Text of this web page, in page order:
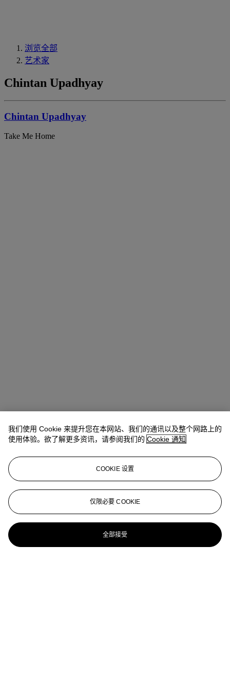
浏览全部
艺术家
Chintan Upadhyay
Chintan Upadhyay
Take Me Home
我们使用 Cookie 来提升您在本网站、我们的通讯以及整个网路上的
使用体验。欲了解更多资讯，请参阅我们的 Cookie 通知
COOKIE 设置
仅限必要 COOKIE
全部接受